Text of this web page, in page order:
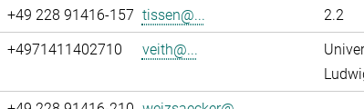
+49 228 91416-157 tissen@...
2.2
+4971411402710 veith@...